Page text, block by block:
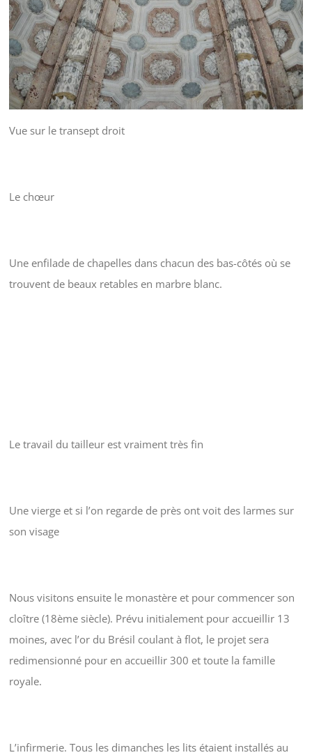
Vue sur le transept droit
Le chœur
Une enfilade de chapelles dans chacun des bas-côtés où se
trouvent de beaux retables en marbre blanc.
Le travail du tailleur est vraiment très fin
Une vierge et si l’on regarde de près ont voit des larmes sur
son visage
Nous visitons ensuite le monastère et pour commencer son
cloître (18ème siècle). Prévu initialement pour accueillir 13
moines, avec l’or du Brésil coulant à flot, le projet sera
redimensionné pour en accueillir 300 et toute la famille
royale.
L’infirmerie. Tous les dimanches les lits étaient installés au